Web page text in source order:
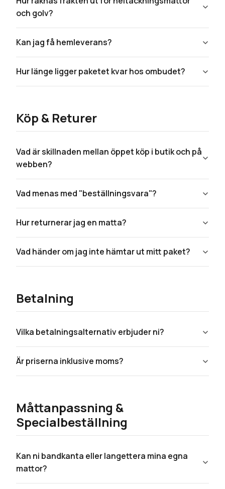
och golv?
Kan jag få hemleverans?
Hur länge ligger paketet kvar hos ombudet?
Köp & Returer
Vad är skillnaden mellan öppet köp i butik och på
webben?
Vad menas med "beställningsvara"?
Hur returnerar jag en matta?
Vad händer om jag inte hämtar ut mitt paket?
Betalning
Vilka betalningsalternativ erbjuder ni?
Är priserna inklusive moms?
Måttanpassning &
Specialbeställning
Kan ni bandkanta eller langettera mina egna
mattor?